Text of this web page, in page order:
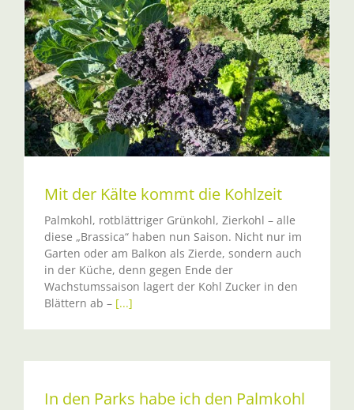
Mit der Kälte kommt die Kohlzeit
Palmkohl, rotblättriger Grünkohl, Zierkohl – alle
diese „Brassica“ haben nun Saison. Nicht nur im
Garten oder am Balkon als Zierde, sondern auch
in der Küche, denn gegen Ende der
Wachstumssaison lagert der Kohl Zucker in den
Blättern ab – [...]
In den Parks habe ich den Palmkohl